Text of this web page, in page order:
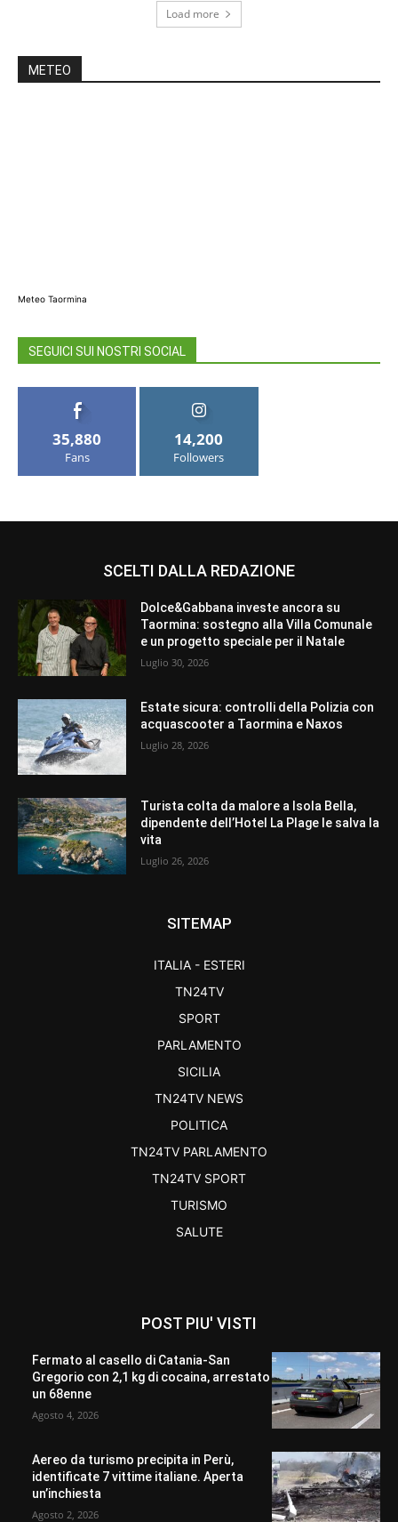
Load more
METEO
Meteo Taormina
SEGUICI SUI NOSTRI SOCIAL
35,880
Fans
14,200
Followers
SCELTI DALLA REDAZIONE
Dolce&Gabbana investe ancora su
Taormina: sostegno alla Villa Comunale
e un progetto speciale per il Natale
Luglio 30, 2026
Estate sicura: controlli della Polizia con
acquascooter a Taormina e Naxos
Luglio 28, 2026
Turista colta da malore a Isola Bella,
dipendente dell’Hotel La Plage le salva la
vita
Luglio 26, 2026
SITEMAP
ITALIA - ESTERI
TN24TV
SPORT
PARLAMENTO
SICILIA
TN24TV NEWS
POLITICA
TN24TV PARLAMENTO
TN24TV SPORT
TURISMO
SALUTE
POST PIU' VISTI
Fermato al casello di Catania-San
Gregorio con 2,1 kg di cocaina, arrestato
un 68enne
Agosto 4, 2026
Aereo da turismo precipita in Perù,
identificate 7 vittime italiane. Aperta
un’inchiesta
Agosto 2, 2026